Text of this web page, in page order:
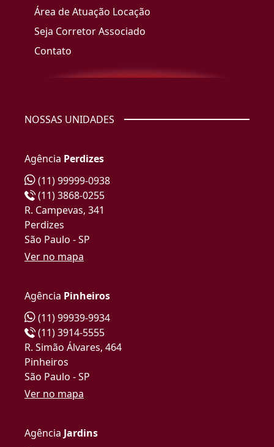
Área de Atuação Locação
Seja Corretor Associado
Contato
NOSSAS UNIDADES
Agência Perdizes
(11) 99999-0938
(11) 3868-0255
R. Campevas, 341
Perdizes
São Paulo - SP
Ver no mapa
Agência Pinheiros
(11) 99939-9934
(11) 3914-5555
R. Simão Álvares, 464
Pinheiros
São Paulo - SP
Ver no mapa
Agência Jardins